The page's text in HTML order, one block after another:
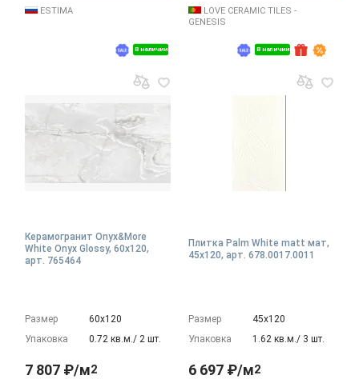
В наличии
ESTIMA
В наличии
LOVE CERAMIC TILES -
GENESIS
Керамогранит Onyx&More
White Onyx Glossy, 60x120,
арт. 765464
Размер
60х120
Упаковка
0.72 кв.м./ 2 шт.
7 807 ₽/м2
Плитка Palm White matt мат,
45x120, арт. 678.0017.0011
Размер
45х120
Упаковка
1.62 кв.м./ 3 шт.
6 697 ₽/м2